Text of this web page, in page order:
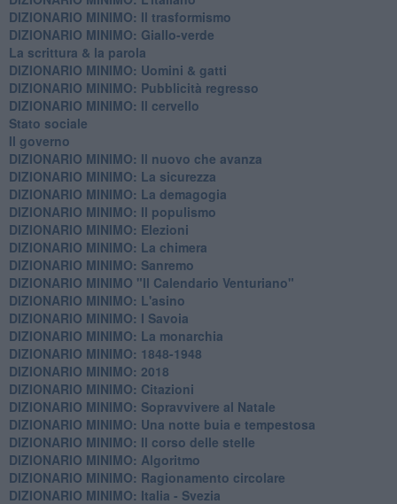
DIZIONARIO MINIMO: Il trasformismo
DIZIONARIO MINIMO: Giallo-verde
La scrittura & la parola
​DIZIONARIO MINIMO: Uomini & gatti
DIZIONARIO MINIMO: ​Pubblicità regresso
DIZIONARIO MINIMO: Il cervello
Stato sociale
Il governo
DIZIONARIO MINIMO: Il nuovo che avanza
DIZIONARIO MINIMO: La sicurezza
DIZIONARIO MINIMO: La demagogia
DIZIONARIO MINIMO: Il populismo
DIZIONARIO MINIMO: Elezioni
DIZIONARIO MINIMO: La chimera
DIZIONARIO MINIMO: Sanremo
DIZIONARIO MINIMO "Il Calendario Venturiano"
DIZIONARIO MINIMO: L'asino
DIZIONARIO MINIMO: I Savoia
DIZIONARIO MINIMO: La monarchia
DIZIONARIO MINIMO: 1848-1948
DIZIONARIO MINIMO: 2018
DIZIONARIO MINIMO: Citazioni
DIZIONARIO MINIMO: ​Sopravvivere al Natale
DIZIONARIO MINIMO: ​Una notte buia e tempestosa
DIZIONARIO MINIMO: Il corso delle stelle
DIZIONARIO MINIMO: Algoritmo
DIZIONARIO MINIMO: Ragionamento circolare
DIZIONARIO MINIMO: Italia - Svezia